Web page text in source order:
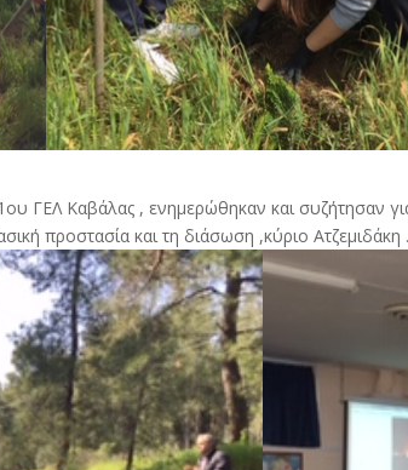
ΓΕΛ Καβάλας , ενημερώθηκαν και συζήτησαν
προστασία και τη διάσωση ,κύριο Ατζεμιδάκη